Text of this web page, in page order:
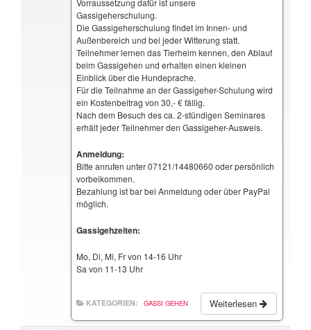
Vorraussetzung dafür ist unsere
Gassigeherschulung.
Die Gassigeherschulung findet im Innen- und
Außenbereich und bei jeder Witterung statt.
Teilnehmer lernen das Tierheim kennen, den Ablauf
beim Gassigehen und erhalten einen kleinen
Einblick über die Hundeprache.
Für die Teilnahme an der Gassigeher-Schulung wird
ein Kostenbeitrag von 30,- € fällig.
Nach dem Besuch des ca. 2-stündigen Seminares
erhält jeder Teilnehmer den Gassigeher-Ausweis.
Anmeldung:
Bitte anrufen unter 07121/14480660 oder persönlich
vorbeikommen.
Bezahlung ist bar bei Anmeldung oder über PayPal
möglich.
Gassigehzeiten:
Mo, Di, Mi, Fr von 14-16 Uhr
Sa von 11-13 Uhr
Weiterlesen
KATEGORIEN: GASSI GEHEN